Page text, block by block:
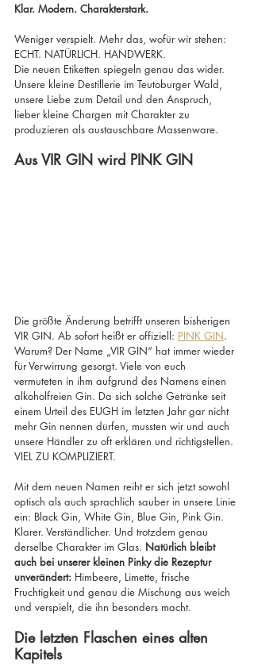
Klar. Modern. Charakterstark.
Weniger verspielt. Mehr das, wofür wir stehen:
ECHT. NATÜRLICH. HANDWERK.
Die neuen Etiketten spiegeln genau das wider.
Unsere kleine Destillerie im Teutoburger Wald,
unsere Liebe zum Detail und den Anspruch,
lieber kleine Chargen mit Charakter zu
produzieren als austauschbare Massenware.
Aus VIR GIN wird PINK GIN
Die größte Änderung betrifft unseren bisherigen
VIR GIN. Ab sofort heißt er offiziell: PINK GIN.
Warum? Der Name „VIR GIN“ hat immer wieder
für Verwirrung gesorgt. Viele von euch
vermuteten in ihm aufgrund des Namens einen
alkoholfreien Gin. Da sich solche Getränke seit
einem Urteil des EUGH im letzten Jahr gar nicht
mehr Gin nennen dürfen, mussten wir und auch
unsere Händler zu oft erklären und richtigstellen.
VIEL ZU KOMPLIZIERT.
Mit dem neuen Namen reiht er sich jetzt sowohl
optisch als auch sprachlich sauber in unsere Linie
ein: Black Gin, White Gin, Blue Gin, Pink Gin.
Klarer. Verständlicher. Und trotzdem genau
derselbe Charakter im Glas. Natürlich bleibt
auch bei unserer kleinen Pinky die Rezeptur
unverändert: Himbeere, Limette, frische
Fruchtigkeit und genau die Mischung aus weich
und verspielt, die ihn besonders macht.
Die letzten Flaschen eines alten
Kapitels